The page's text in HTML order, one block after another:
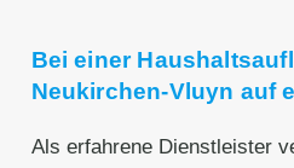
Bei einer
Neukirchen-Vluyn auf
Als erfahrene Dienstleister